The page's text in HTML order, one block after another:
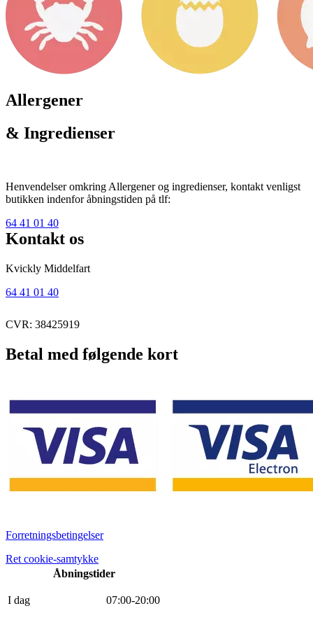
Allergener
& Ingredienser
Henvendelser omkring Allergener og ingredienser, kontakt venligst
butikken indenfor åbningstiden på tlf:
64 41 01 40
Kontakt os
Kvickly Middelfart
64 41 01 40
CVR: 38425919
Betal med følgende kort
Forretningsbetingelser
Ret cookie-samtykke
Åbningstider
I dag 07:00-20:00